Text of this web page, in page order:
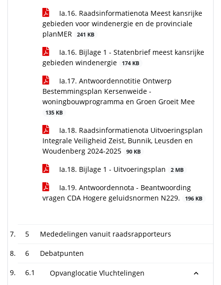
Ia.16. Raadsinformatienota Meest kansrijke
gebieden voor windenergie en de provinciale
planMER
241 KB
Ia.16. Bijlage 1 - Statenbrief meest kansrijke
gebieden windenergie
174 KB
Ia.17. Antwoordennotitie Ontwerp
Bestemmingsplan Kersenweide -
woningbouwprogramma en Groen Groeit Mee
135 KB
Ia.18. Raadsinformatienota Uitvoeringsplan
Integrale Veiligheid Zeist, Bunnik, Leusden en
Woudenberg 2024-2025
90 KB
Ia.18. Bijlage 1 - Uitvoeringsplan 2 MB
Ia.19. Antwoordennota - Beantwoording
vragen CDA Hogere geluidsnormen N229.
196 KB
5 Mededelingen vanuit raadsrapporteurs
6 Debatpunten
6.1
Opvanglocatie Vluchtelingen